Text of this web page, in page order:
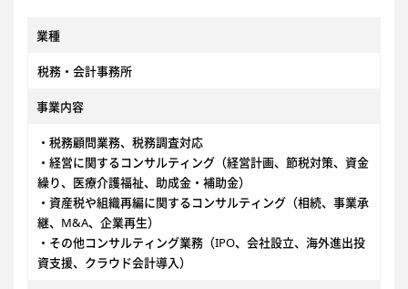
業種
税務・会計事務所
事業内容
・税務顧問業務、税務調査対応
・経営に関するコンサルティング（経営計画、節税対策、資金
繰り、医療介護福祉、助成金・補助金）
・資産税や組織再編に関するコンサルティング（相続、事業承
継、M&A、企業再生）
・その他コンサルティング業務（IPO、会社設立、海外進出投
資支援、クラウド会計導入）